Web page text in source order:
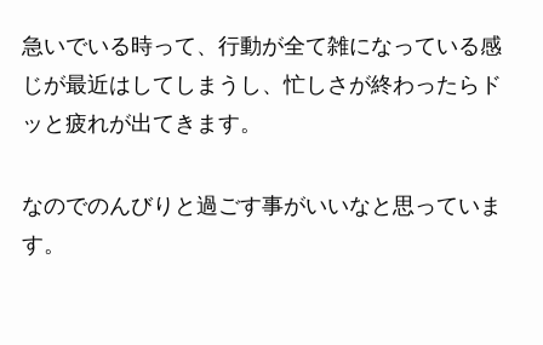
急いでいる時って、行動が全て雑になっている感
じが最近はしてしまうし、忙しさが終わったらド
ッと疲れが出てきます。
なのでのんびりと過ごす事がいいなと思っていま
す。